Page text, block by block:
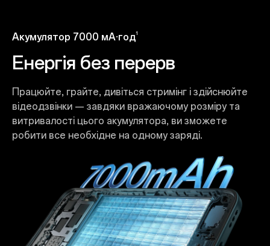
Акумулятор 7000 мА·год1
Енергія без перерв
Працюйте, грайте, дивіться стримінг і здійснюйте
відеодзвінки — завдяки вражаючому розміру та
витривалості цього акумулятора, ви зможете
робити все необхідне на одному заряді.